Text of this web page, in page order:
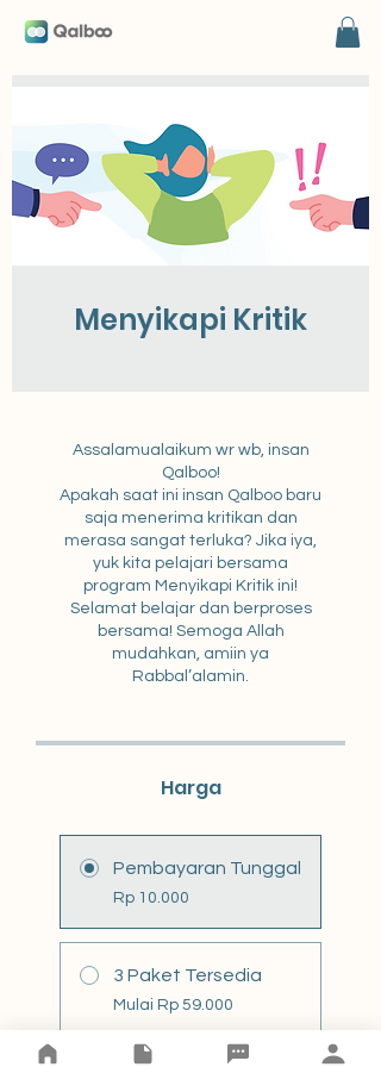
Menyikapi Kritik
Assalamualaikum wr wb, insan
Qalboo!
Apakah saat ini insan Qalboo baru
saja menerima kritikan dan
merasa sangat terluka? Jika iya,
yuk kita pelajari bersama
program Menyikapi Kritik ini!
Selamat belajar dan berproses
bersama! Semoga Allah
mudahkan, amiin ya
Rabbal’alamin.
Harga
Pembayaran Tunggal
Rp 10.000
3 Paket Tersedia
Mulai Rp 59.000